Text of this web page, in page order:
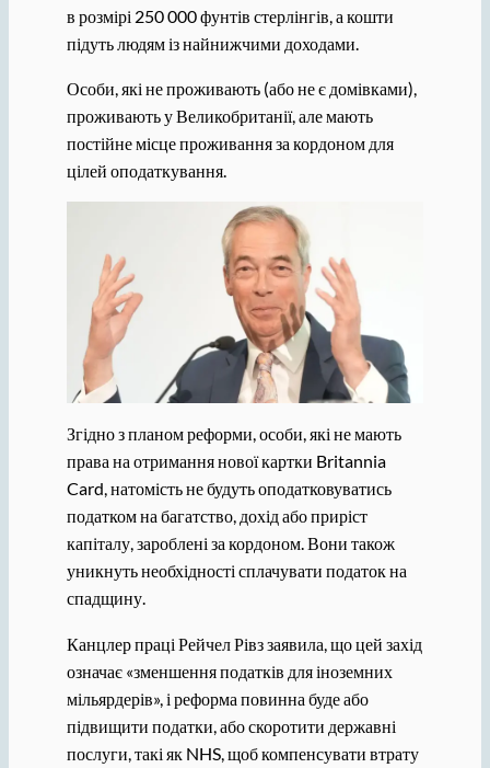
в розмірі 250 000 фунтів стерлінгів, а кошти
підуть людям із найнижчими доходами.
Особи, які не проживають (або не є домівками),
проживають у Великобританії, але мають
постійне місце проживання за кордоном для
цілей оподаткування.
Згідно з планом реформи, особи, які не мають
права на отримання нової картки Britannia
Card, натомість не будуть оподатковуватись
податком на багатство, дохід або приріст
капіталу, зароблені за кордоном. Вони також
уникнуть необхідності сплачувати податок на
спадщину.
Канцлер праці Рейчел Рівз заявила, що цей захід
означає «зменшення податків для іноземних
мільярдерів», і реформа повинна буде або
підвищити податки, або скоротити державні
послуги, такі як NHS, щоб компенсувати втрату